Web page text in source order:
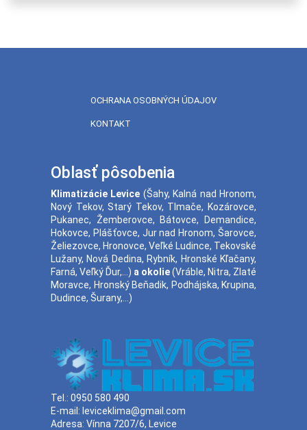
OCHRANA OSOBNÝCH ÚDAJOV
KONTAKT
Oblasť pôsobenia
Klimatizácie Levice (Šahy, Kalná nad Hronom,
Nový Tekov,Starý Tekov, Tlmače, Kozárovce,
Pukanec, Žemberovce, Bátovce, Demandice,
Hokovce, Plášťovce, Jur nad Hronom,Šarovce,
Želiezovce, Hronovce, Veľké Ludince, Tekovské
Lužany, Nová Dedina, Rybník, Hronské Kľačany,
Farná, Veľký Ďur,...) a okolie(Vráble, Nitra, Zlaté
Moravce, Hronský Beňadik, Podhájska, Krupina,
Dudince, Šurany,...)
Tel.: 0950 580 490
E-mail: leviceklima@gmail.com
Adresa: Vínna 7207/6, Levice